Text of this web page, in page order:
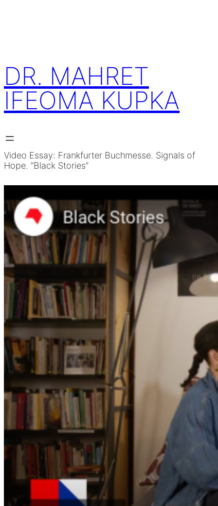
DR. MAHRET
IFEOMA KUPKA
Video Essay: Frankfurter Buchmesse. Signals of
Hope. “Black Stories”